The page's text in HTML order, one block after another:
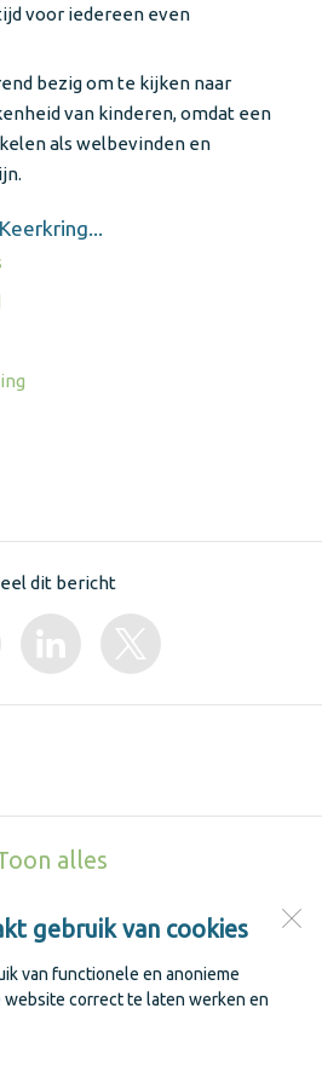
gebruik van cookies
van functionele en anonieme
website correct te laten werken en
voor iedereen even
bezig om te kijken naar
van kinderen, omdat een
als welbevinden en
dit bericht
alles
De Keerkring
1
WK
Schagen